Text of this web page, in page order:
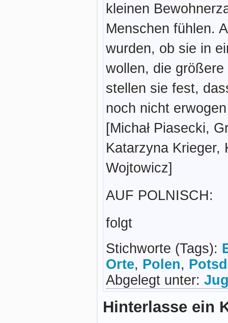
kleinen
Menschen fühlen.
wurden, ob sie in
wollen, die
stellen sie fest,
noch nicht
[Michał Piasecki,
Katarzyna Krieger,
Wojtowicz]
AUF POLNISCH:
folgt
Stichworte (Tags):
Orte, Polen,
Abgelegt unter:
Hinterlasse ein